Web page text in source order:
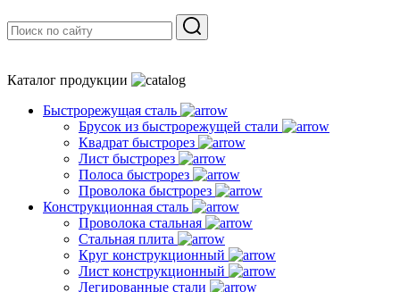
Каталог продукции
Быстрорежущая сталь
Брусок из быстрорежущей стали
Квадрат быстрорез
Лист быстрорез
Полоса быстрорез
Проволока быстрорез
Конструкционная сталь
Проволока стальная
Стальная плита
Круг конструкционный
Лист конструкционный
Легированные стали